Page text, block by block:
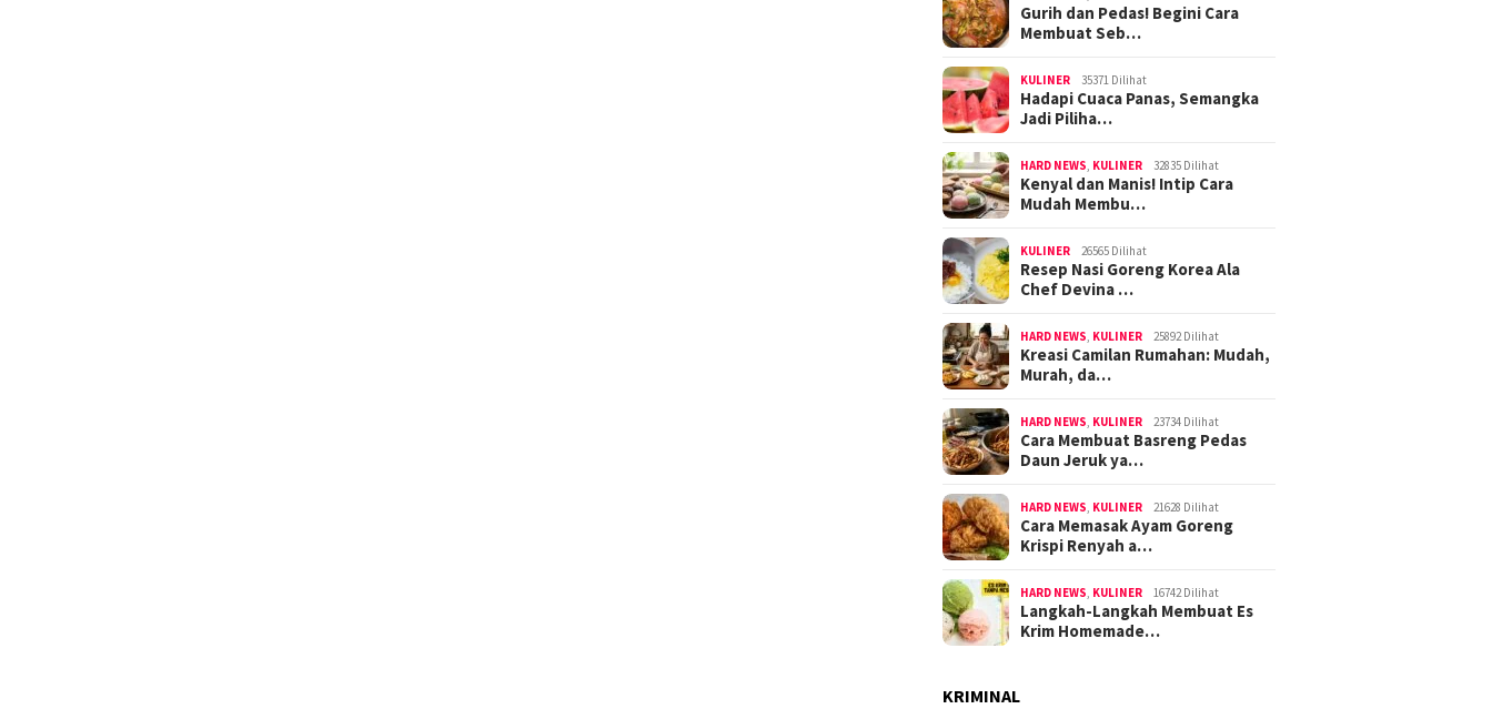
Gurih dan Pedas! Begini Cara
Membuat Seb…
KULINER 35371 Dilihat
Hadapi Cuaca Panas, Semangka
Jadi Piliha…
HARD NEWS KULINER 32835 Dilihat
Kenyal dan Manis! Intip Cara
Mudah Membu…
KULINER 26565 Dilihat
Resep Nasi Goreng Korea Ala
Chef Devina …
HARD NEWS KULINER 25892 Dilihat
Kreasi Camilan Rumahan: Mudah,
Murah, da…
HARD NEWS KULINER 23734 Dilihat
Cara Membuat Basreng Pedas
Daun Jeruk ya…
HARD NEWS KULINER 21628 Dilihat
Cara Memasak Ayam Goreng
Krispi Renyah a…
HARD NEWS KULINER 16742 Dilihat
Langkah-Langkah Membuat Es
Krim Homemade…
KRIMINAL